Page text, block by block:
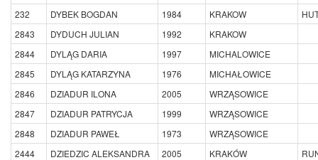
232 DYBEK BOGDAN 1984 KRAKOW
2843
DYDUCH JULIAN 1992
KRAKOW
2844
DYLĄG DARIA 1997
MICHALOWICE
2845
DYLĄG KATARZYNA 1976
MICHAŁOWICE
2846
DZIADUR ILONA 2005
WRZĄSOWICE
2847
DZIADUR PATRYCJA 1999
WRZĄSOWICE
2848
DZIADUR PAWEŁ 1973
WRZĄSOWICE
2444
DZIEDZIC ALEKSANDRA 2005 KRAKÓW